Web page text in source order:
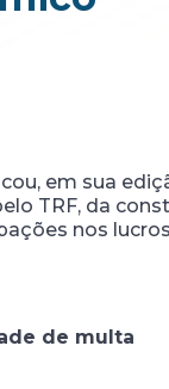
em sua
TRF, da
nos
de multa